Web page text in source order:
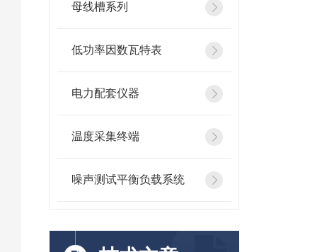
母线槽系列
低功率因数瓦特表
电力配套仪器
温度采集终端
噪声测试平衡负载系统